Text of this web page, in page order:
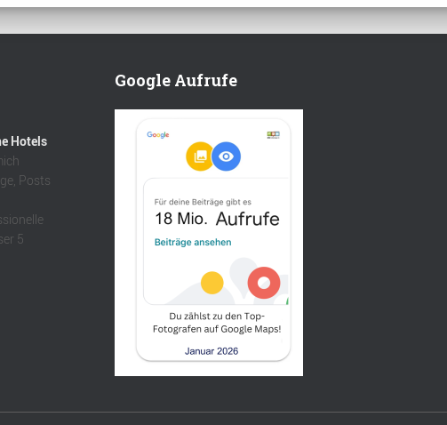
Hotels
Posts
5
Google Aufrufe